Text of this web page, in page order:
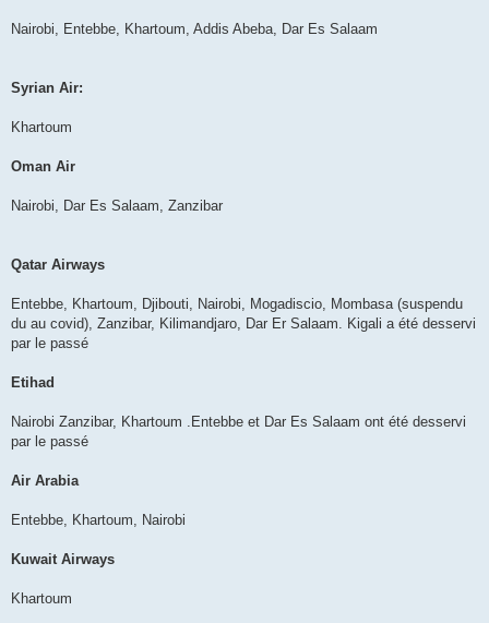
Nairobi, Entebbe, Khartoum, Addis Abeba, Dar Es Salaam
Syrian Air:
Khartoum
Oman Air
Nairobi, Dar Es Salaam, Zanzibar
Qatar Airways
Entebbe, Khartoum, Djibouti, Nairobi, Mogadiscio, Mombasa (suspendu
du au covid), Zanzibar, Kilimandjaro, Dar Er Salaam. Kigali a été desservi
par le passé
Etihad
Nairobi Zanzibar, Khartoum .Entebbe et Dar Es Salaam ont été desservi
par le passé
Air Arabia
Entebbe, Khartoum, Nairobi
Kuwait Airways
Khartoum